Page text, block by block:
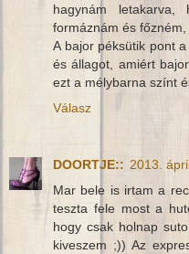
hagynám letakarva,
formáznám és főzném,
A bajor péksütik pont
és állagot, amiért
ezt a mélybarna színt
Válasz
DOORTJE:: 2013.
Mar bele is irtam a
teszta fele most a
hogy csak holnap
kiveszem ;)) Az